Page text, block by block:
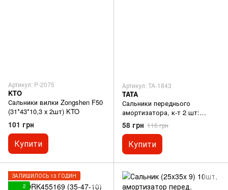
Артикул: P-2075
KTO
Сальники вилки Zongshen F50
(31*43*10,3 х 2шт) KTO
101 грн
Купити
Артикул: TA-1843
TATA
Сальники переднього
амортизатора, к-т 2 шт:
27*37*10,5 - Альфа індійська
збірка
58 грн 116 грн
Купити
ЗАЛИШИЛОСЬ 13 ГОДИН
2